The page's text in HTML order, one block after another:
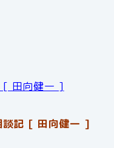
[ 田向健一 ]
談記 [ 田向健一 ]